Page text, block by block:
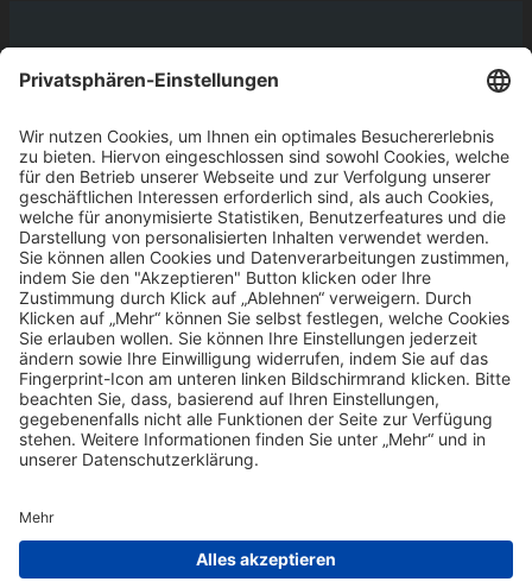
Follow us
facebook
soundcloud
© 2026 |Impressum|Datenschutz|Barrierefreiheit